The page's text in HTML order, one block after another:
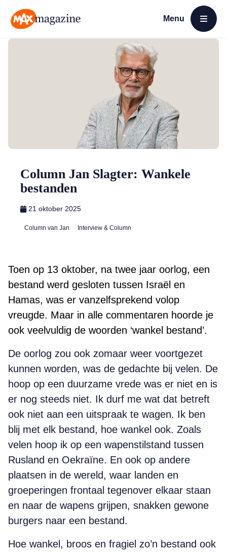
Menu
Open menu
Column Jan Slagter: Wankele
bestanden
21 oktober 2025
Column van Jan Interview & Column
Toen op 13 oktober, na twee jaar oorlog, een
bestand werd gesloten tussen Israël en
Hamas, was er vanzelfsprekend volop
vreugde. Maar in alle commentaren hoorde je
ook veelvuldig de woorden ‘wankel bestand’.
De oorlog zou ook zomaar weer voortgezet
kunnen worden, was de gedachte bij velen. De
hoop op een duurzame vrede was er niet en is
er nog steeds niet. Ik durf me wat dat betreft
ook niet aan een uitspraak te wagen. Ik ben
blij met elk bestand, hoe wankel ook. Zoals
velen hoop ik op een wapenstilstand tussen
Rusland en Oekraïne. En ook op andere
plaatsen in de wereld, waar landen en
groeperingen frontaal tegenover elkaar staan
en naar de wapens grijpen, snakken gewone
burgers naar een bestand.
Hoe wankel, broos en fragiel zo’n bestand ook